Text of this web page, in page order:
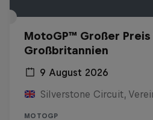
MotoGP™ Großer Preis
Großbritannien
9 August 2026
Silverstone Circuit,
MOTOGP